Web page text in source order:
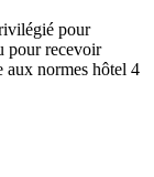
pour
pour recevoir
aux normes hôtel 4